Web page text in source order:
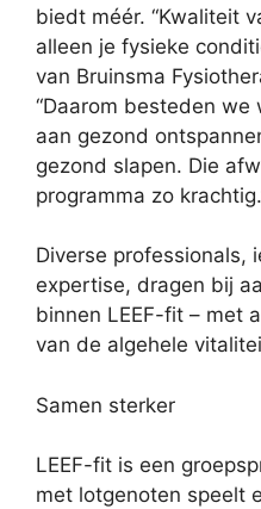
biedt méér. “Kwaliteit
alleen je fysieke
van Bruinsma
“Daarom besteden
aan gezond
gezond slapen. Die
programma zo
Diverse professionals,
expertise, dragen bij
binnen LEEF-fit – met
van de algehele
Samen sterker
LEEF-fit is een
met lotgenoten speelt